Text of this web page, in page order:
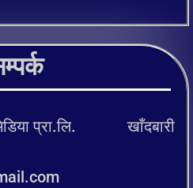
प्रा.लि. खाँदबारी